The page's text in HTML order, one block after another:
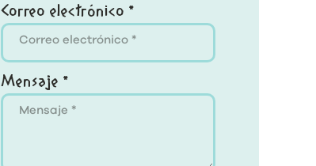
Correo electrónico *
Mensaje *